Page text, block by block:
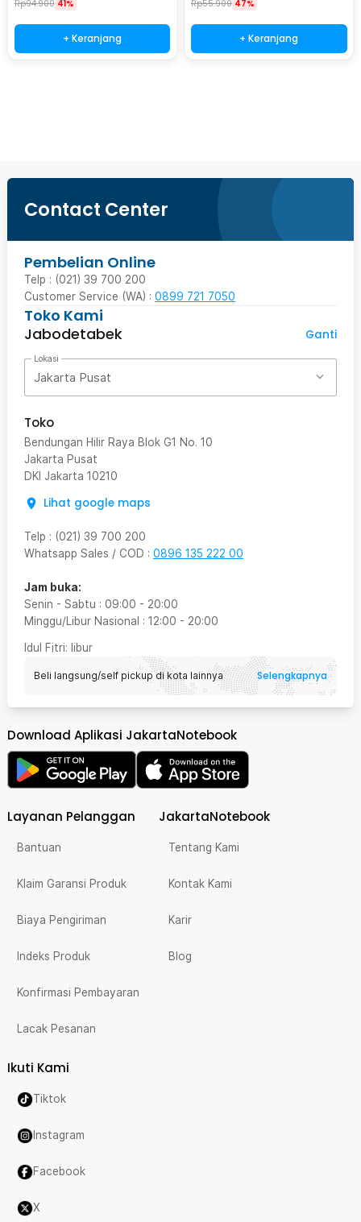
Rp94.900 41%
+ Keranjang
Rp55.900 47%
+ Keranjang
Contact Center
Pembelian Online
Telp : (021) 39 700 200
Customer Service (WA) : 0899 721 7050
Toko Kami
Jabodetabek
Ganti
Lokasi
Jakarta Pusat
Toko
Bendungan Hilir Raya Blok G1 No. 10
Jakarta Pusat
DKI Jakarta 10210
Lihat google maps
Telp : (021) 39 700 200
Whatsapp Sales / COD : 0896 135 222 00
Jam buka:
Senin - Sabtu : 09:00 - 20:00
Minggu/Libur Nasional : 12:00 - 20:00
Idul Fitri: libur
Beli langsung/self pickup di kota lainnya Selengkapnya
Download Aplikasi JakartaNotebook
Layanan Pelanggan
Bantuan
Klaim Garansi Produk
Biaya Pengiriman
Indeks Produk
Konfirmasi Pembayaran
Lacak Pesanan
JakartaNotebook
Tentang Kami
Kontak Kami
Karir
Blog
Ikuti Kami
Tiktok
Instagram
Facebook
X